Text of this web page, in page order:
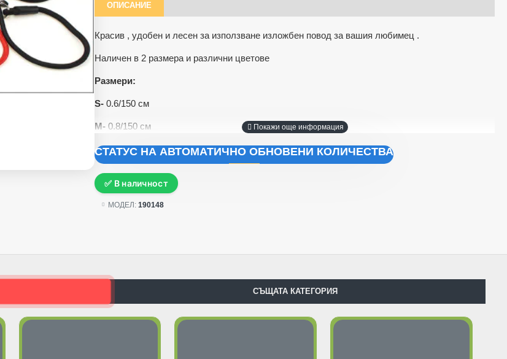
ОПИСАНИЕ
Красив , удобен и лесен за използване изложбен повод за вашия любимец .
Наличен в 2 размера и различни цветове
Размери:
S- 0.6/150 см
M- 0.8/150 см
СТАТУС НА АВТОМАТИЧНО ОБНОВЕНИ КОЛИЧЕСТВА
✅ В наличност
МОДЕЛ: 190148
СЪЩАТА КАТЕГОРИЯ